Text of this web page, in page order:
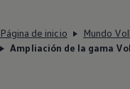
Página de inicio Mundo
Ampliación de la gama